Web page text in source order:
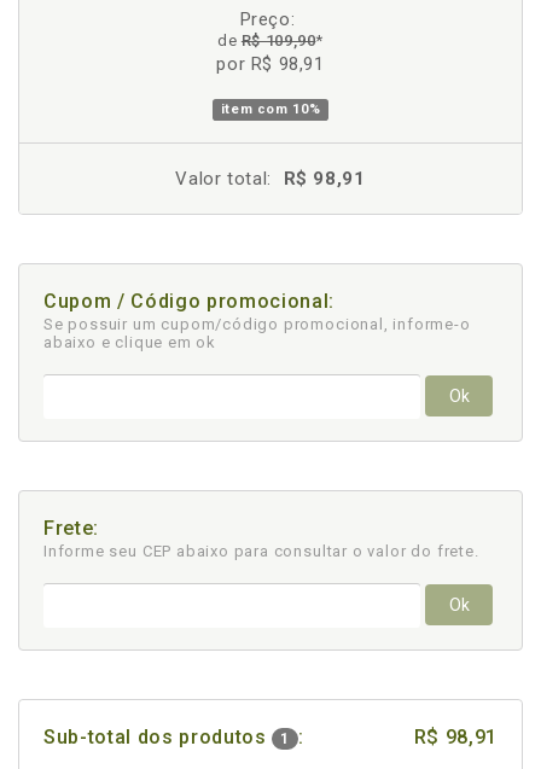
Preço:
deR$ 109,90*
por R$ 98,91
item com 10%
Valor total: R$ 98,91
Cupom / Código promocional:
Se possuir um cupom/código promocional, informe-o
abaixo e clique em ok
Ok
Frete:
Informe seu CEP abaixo para consultar o valor do frete.
Ok
Sub-total dos produtos 1 : R$ 98,91